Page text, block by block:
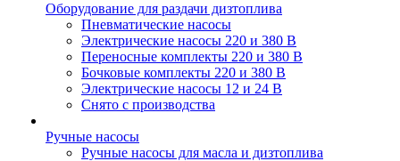
Оборудование для раздачи дизтоплива
Пневматические насосы
Электрические насосы 220 и 380 В
Переносные комплекты 220 и 380 В
Бочковые комплекты 220 и 380 В
Электрические насосы 12 и 24 В
Снято с производства
Ручные насосы
Ручные насосы для масла и дизтоплива